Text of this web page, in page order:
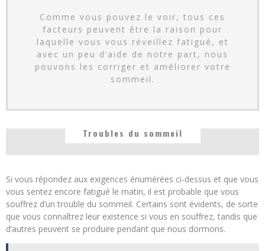
Comme vous pouvez le voir, tous ces
facteurs peuvent être la raison pour
laquelle vous vous réveillez fatigué, et
avec un peu d’aide de notre part, nous
pouvons les corriger et améliorer votre
sommeil.
Troubles du sommeil
Si vous répondez aux exigences énumérées ci-dessus et que vous
vous sentez encore fatigué le matin, il est probable que vous
souffrez d’un trouble du sommeil. Certains sont évidents, de sorte
que vous connaîtrez leur existence si vous en souffrez, tandis que
d’autres peuvent se produire pendant que nous dormons.